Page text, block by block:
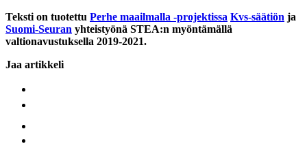
Teksti on tuotettu Perhe maailmalla -projektissa Kvs-säätiön ja
Suomi-Seuran yhteistyönä STEA:n myöntämällä
valtionavustuksella 2019-2021.
Jaa artikkeli